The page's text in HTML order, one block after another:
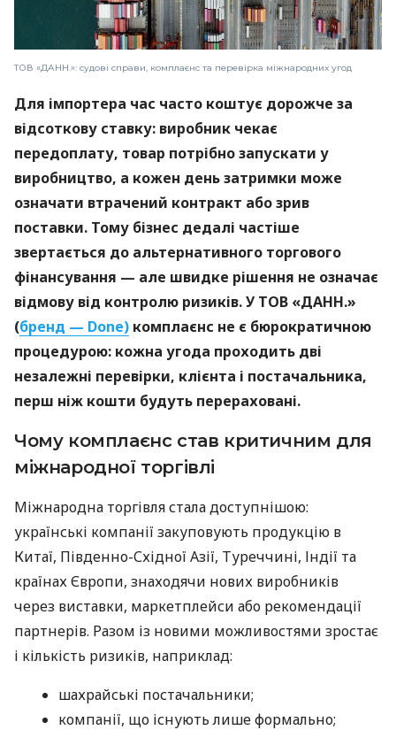
ТОВ «ДАНН.»: судові справи, комплаєнс та перевірка міжнародних угод
Для імпортера час часто коштує дорожче за
відсоткову ставку: виробник чекає
передоплату, товар потрібно запускати у
виробництво, а кожен день затримки може
означати втрачений контракт або зрив
поставки. Тому бізнес дедалі частіше
звертається до альтернативного торгового
фінансування — але швидке рішення не означає
відмову від контролю ризиків. У ТОВ «ДАНН.»
(бренд — Done) комплаєнс не є бюрократичною
процедурою: кожна угода проходить дві
незалежні перевірки, клієнта і постачальника,
перш ніж кошти будуть перераховані.
Чому комплаєнс став критичним для
міжнародної торгівлі
Міжнародна торгівля стала доступнішою:
українські компанії закуповують продукцію в
Китаї, Південно-Східної Азії, Туреччині, Індії та
країнах Європи, знаходячи нових виробників
через виставки, маркетплейси або рекомендації
партнерів. Разом із новими можливостями зростає
і кількість ризиків, наприклад:
шахрайські постачальники;
компанії, що існують лише формально;